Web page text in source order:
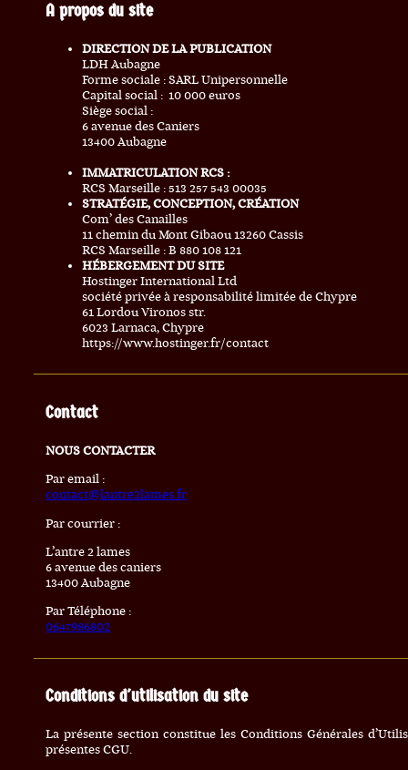
A propos du site
DIRECTION DE LA PUBLICATION
LDH Aubagne
Forme sociale : SARL Unipersonnelle
Capital social : 10 000 euros
Siège social :
6 avenue des Caniers
13400 Aubagne
IMMATRICULATION RCS :
RCS Marseille : 513 257 543 00035
STRATÉGIE, CONCEPTION, CRÉATION
Com’ des Canailles
11 chemin du Mont Gibaou 13260 Cassis
RCS Marseille : B 880 108 121
HÉBERGEMENT DU SITE
Hostinger International Ltd
société privée à responsabilité limitée de Chypre
61 Lordou Vironos str.
6023 Larnaca, Chypre
https://www.hostinger.fr/contact
Contact
NOUS CONTACTER
Par email :
contact@lantre2lames.fr
Par courrier :
L’antre 2 lames
6 avenue des caniers
13400 Aubagne
Par Téléphone :
0647986802
Conditions d'utilisation du site
La présente section constitue les Conditions Générales
présentes CGU.